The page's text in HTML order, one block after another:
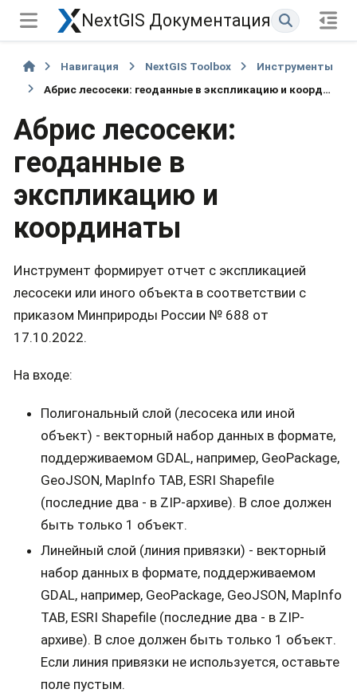
NextGIS Документация
Навигация NextGIS Toolbox
Инструменты
Абрис лесосеки: геоданные в экспликацию и координаты
Абрис лесосеки:
геоданные в
экспликацию и
координаты
Инструмент формирует отчет с экспликацией
лесосеки или иного объекта в соответствии с
приказом Минприроды России № 688 от
17.10.2022.
На входе:
Полигональный слой (лесосека или иной
объект) - векторный набор данных в формате,
поддерживаемом GDAL, например, GeoPackage,
GeoJSON, MapInfo TAB, ESRI Shapefile
(последние два - в ZIP-архиве). В слое должен
быть только 1 объект.
Линейный слой (линия привязки) - векторный
набор данных в формате, поддерживаемом
GDAL, например, GeoPackage, GeoJSON, MapInfo
TAB, ESRI Shapefile (последние два - в ZIP-
архиве). В слое должен быть только 1 объект.
Если линия привязки не используется, оставьте
поле пустым.